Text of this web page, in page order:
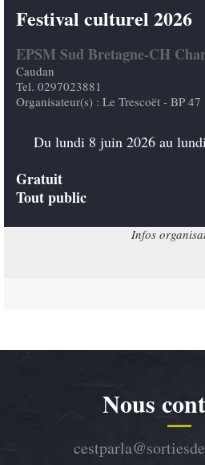
Festival culturel 2026
EPSM Sud Bretagne-CH
Caudan
Tel. 0297023881
Organisateur(s) : Le Trescoët - BP 47
Du lundi 8 juin 2026 au
Gratuit
Tout public
Infos
Nous